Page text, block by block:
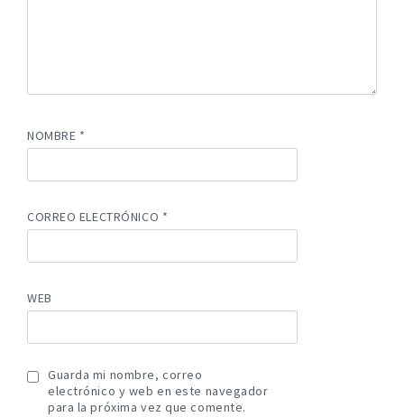
NOMBRE *
CORREO ELECTRÓNICO *
WEB
Guarda mi nombre, correo
electrónico y web en este navegador
para la próxima vez que comente.